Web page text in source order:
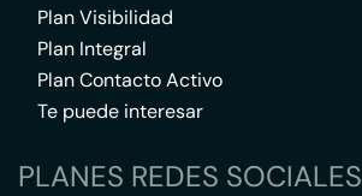
Plan Visibilidad
Plan Integral
Plan Contacto Activo
Te puede interesar
PLANES REDES SOCIALES